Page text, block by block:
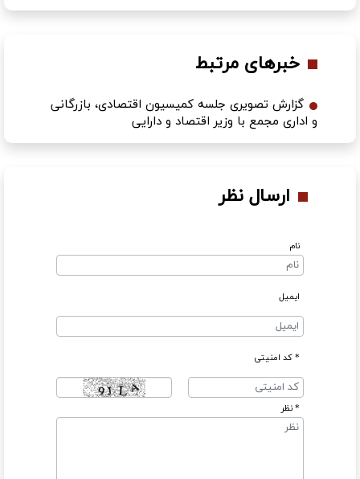
خبرهای مرتبط
گزارش تصویری جلسه کمیسیون اقتصادی، بازرگانی
و اداری مجمع با وزیر اقتصاد و دارایی
ارسال نظر
نام
ایمیل
* کد امنیتی
* نظر